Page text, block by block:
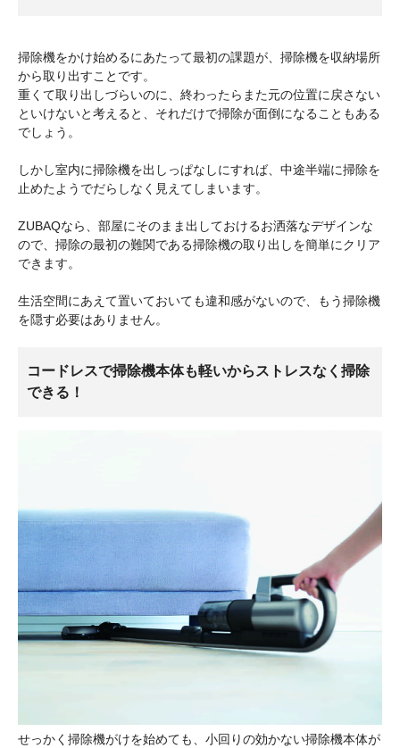
掃除機をかけ始めるにあたって最初の課題が、掃除機を収納場所
から取り出すことです。
重くて取り出しづらいのに、終わったらまた元の位置に戻さない
といけないと考えると、それだけで掃除が面倒になることもある
でしょう。
しかし室内に掃除機を出しっぱなしにすれば、中途半端に掃除を
止めたようでだらしなく見えてしまいます。
ZUBAQなら、部屋にそのまま出しておけるお洒落なデザインな
ので、掃除の最初の難関である掃除機の取り出しを簡単にクリア
できます。
生活空間にあえて置いておいても違和感がないので、もう掃除機
を隠す必要はありません。
コードレスで掃除機本体も軽いからストレスなく掃除
できる！
せっかく掃除機がけを始めても、小回りの効かない掃除機本体が